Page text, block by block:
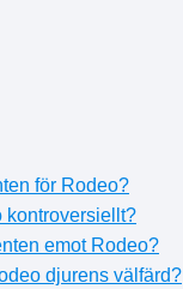
för Rodeo?
kontroversiellt?
emot Rodeo?
djurens välfärd?